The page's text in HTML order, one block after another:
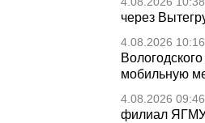
через
4.08.2026 10:16
мобильную
4.08.2026 09:46
филиал ЯГМУ